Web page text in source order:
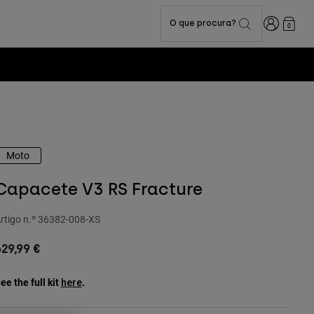
O que procura? Iniciar0
Moto
V3 RS Fracture
n.º 36382-008-XS
€
the full kit here.